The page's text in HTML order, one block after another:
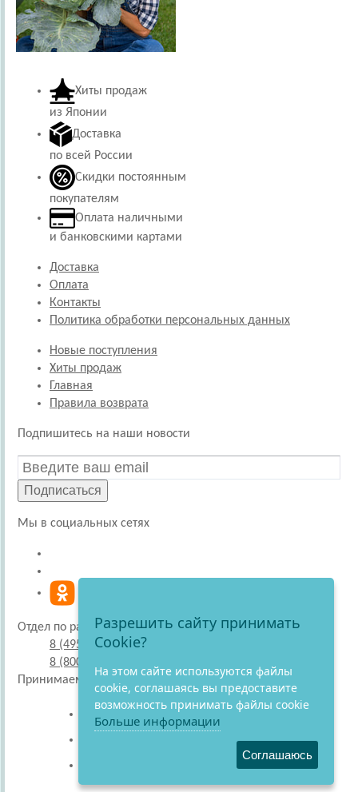
Хиты продаж
из Японии
Доставка
по всей России
Скидки постоянным
покупателям
Оплата наличными
и банковскими картами
Доставка
Оплата
Контакты
Политика обработки персональных данных
Новые поступления
Хиты продаж
Главная
Правила возврата
Подпишитесь на наши новости
Подписаться
Мы в социальных сетях
Отдел по работе с покупателями
8 (495) 220-51-30
8 (800) 707-27-19
Принимаем к оплате
Разрешить сайту принимать
Cookie?
На этом сайте используются файлы
cookie, соглашаясь вы предоставите
возможность принимать файлы cookie
Больше информации
Соглашаюсь